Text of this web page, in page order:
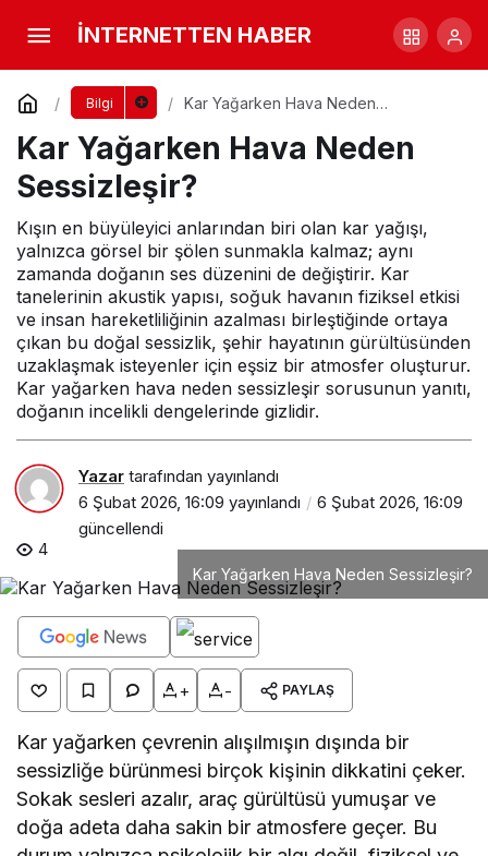
İNTERNETTEN HABER
Bilgi
Kar Yağarken Hava Neden
Kar Yağarken Hava Neden
Sessizleşir?
Kışın en büyüleyici anlarından biri olan kar yağışı,
yalnızca görsel bir şölen sunmakla kalmaz; aynı
zamanda doğanın ses düzenini de değiştirir. Kar
tanelerinin akustik yapısı, soğuk havanın fiziksel etkisi
ve insan hareketliliğinin azalması birleştiğinde ortaya
çıkan bu doğal sessizlik, şehir hayatının gürültüsünden
uzaklaşmak isteyenler için eşsiz bir atmosfer oluşturur.
Kar yağarken hava neden sessizleşir sorusunun yanıtı,
doğanın incelikli dengelerinde gizlidir.
Yazar tarafından yayınlandı
6 Şubat 2026, 16:09 yayınlandı
6 Şubat 2026, 16:09
güncellendi
4
Kar Yağarken Hava Neden Sessizleşir?
+ - PAYLAŞ
Kar yağarken çevrenin alışılmışın dışında bir
sessizliğe bürünmesi birçok kişinin dikkatini çeker.
Sokak sesleri azalır, araç gürültüsü yumuşar ve
doğa adeta daha sakin bir atmosfere geçer. Bu
Kar Yağarken Hava Neden Sessizleşir?
Yorum Yap